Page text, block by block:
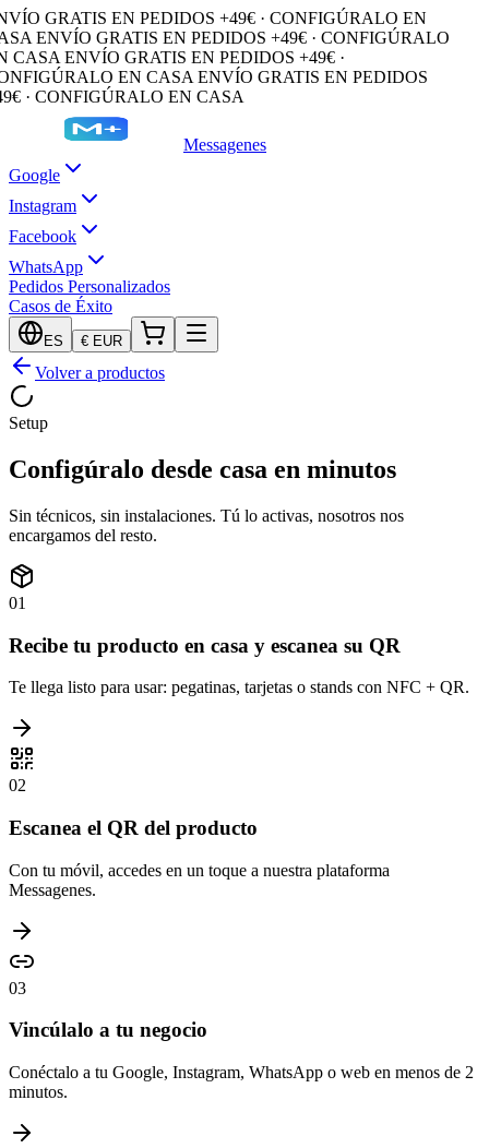
GRATIS EN PEDIDOS +49€ · CONFIGÚRALO EN
ENVÍO GRATIS EN PEDIDOS +49€ · CONFIGÚRALO
CASA ENVÍO GRATIS EN PEDIDOS +49€ ·
EN CASA ENVÍO GRATIS EN PEDIDOS
· CONFIGÚRALO EN CASA
Messagenes
Google
Instagram
Facebook
WhatsApp
Pedidos Personalizados
Casos de Éxito
ES € EUR
Volver a productos
Setup
Configúralo desde casa en minutos
Sin técnicos, sin instalaciones. Tú lo activas, nosotros nos
encargamos del resto.
01
Recibe tu producto en casa y escanea su QR
Te llega listo para usar: pegatinas, tarjetas o stands con NFC + QR.
02
Escanea el QR del producto
Con tu móvil, accedes en un toque a nuestra plataforma
Messagenes.
03
Vincúlalo a tu negocio
Conéctalo a tu Google, Instagram, WhatsApp o web en menos de 2
minutos.